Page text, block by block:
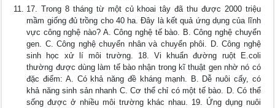
17. Trong 8 tháng từ một củ khoai tây đã thu được 2000 triệu
mầm giống đủ trồng cho 40 ha. Đây là kết quả ứng dụng của lĩnh
vực công nghệ nào? A. Công nghệ tế bào. B. Công nghệ chuyển
gen. C. Công nghệ chuyển nhân và chuyển phôi. D. Công nghệ
sinh học xử lí môi trường. 18. Vi khuẩn đường ruột E.coli
thường được dùng làm tế bào nhận trong kĩ thuật gen nhờ nó có
đặc điểm: A. Có khả năng đề kháng mạnh. B. Dễ nuôi cấy, có
khả năng sinh sản nhanh C. Cơ thể chỉ có một tế bào. D. Có thể
sống được ở nhiều môi trường khác nhau. 19. Ứng dụng nuôi